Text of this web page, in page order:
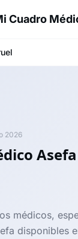
Cuadro
2026
Asefa
médicos,
disponibles